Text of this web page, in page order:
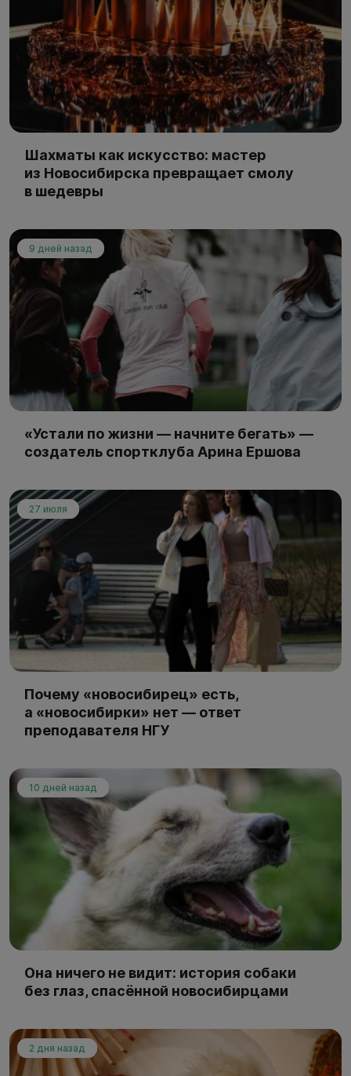
Шахматы как искусство: мастер
из Новосибирска превращает смолу
в шедевры
9 дней назад
«Устали по жизни — начните бегать» —
создатель спортклуба Арина Ершова
27 июля
Почему «новосибирец» есть,
а «новосибирки» нет — ответ
преподавателя НГУ
10 дней назад
Она ничего не видит: история собаки
без глаз, спасённой новосибирцами
2 дня назад